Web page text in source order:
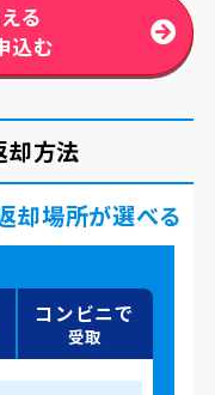
る
込む
却方法
却場所が選べる
コンビニで
受取